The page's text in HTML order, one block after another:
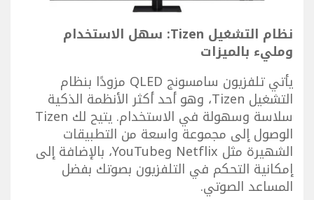
نظام التشغيل Tizen: سهل الاستخدام
ومليء بالميزات
يأتي تلفزيون سامسونج QLED مزودًا بنظام
التشغيل Tizen، وهو أحد أكثر الأنظمة الذكية
سلاسة وسهولة في الاستخدام. يتيح لك Tizen
الوصول إلى مجموعة واسعة من التطبيقات
الشهيرة مثل Netflix وYouTube، بالإضافة إلى
إمكانية التحكم في التلفزيون بصوتك بفضل
المساعد الصوتي.